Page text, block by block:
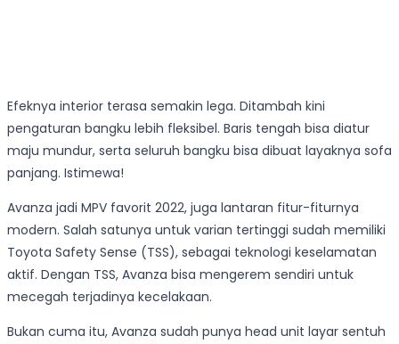
Efeknya interior terasa semakin lega. Ditambah kini
pengaturan bangku lebih fleksibel. Baris tengah bisa diatur
maju mundur, serta seluruh bangku bisa dibuat layaknya sofa
panjang. Istimewa!
Avanza jadi MPV favorit 2022, juga lantaran fitur-fiturnya
modern. Salah satunya untuk varian tertinggi sudah memiliki
Toyota Safety Sense (TSS), sebagai teknologi keselamatan
aktif. Dengan TSS, Avanza bisa mengerem sendiri untuk
mecegah terjadinya kecelakaan.
Bukan cuma itu, Avanza sudah punya head unit layar sentuh